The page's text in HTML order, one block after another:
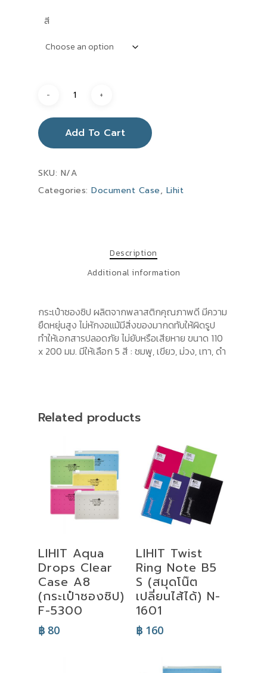
สี
Add To Cart
SKU: N/A
Categories: Document Case, Lihit
Description
Additional information
กระเป๋าซองซิป ผลิตจากพลาสติกคุณภาพดี มีความ
ยืดหยุ่นสูง ไม่หักงอแม้มีสิ่งของมากดทับให้ผิดรูป
ทำให้เอกสารปลอดภัย ไม่ยับหรือเสียหาย ขนาด 110
x 200 มม. มีให้เลือก 5 สี : ชมพู, เขียว, ม่วง, เทา, ดำ
Related products
Select
Options
LIHIT Aqua
Drops Clear
Case A8
(กระเป๋าซองซิป)
F-5300
฿ 80
Select
Options
LIHIT Twist
Ring Note B5
S (สมุดโน๊ต
เปลี่ยนไส้ได้) N-
1601
฿160